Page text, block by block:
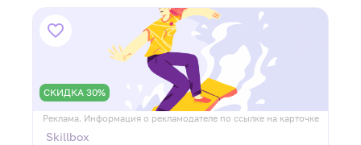
СКИДКА 30%
Реклама. Информация о рекламодателе по ссылке на карточке
Skillbox